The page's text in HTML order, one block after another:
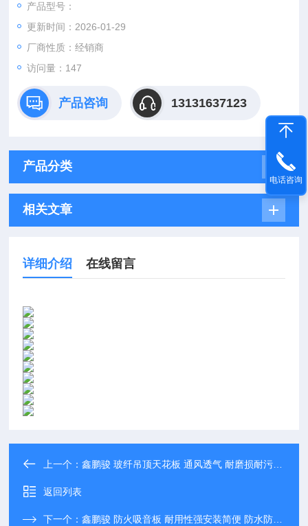
产品型号：
更新时间：2026-01-29
厂商性质：经销商
访问量：147
产品咨询 13131637123
产品分类
相关文章
详细介绍 在线留言
上一个：鑫鹏骏 玻纤吊顶天花板 通风透气 耐磨损耐污染 全国配送
返回列表
下一个：鑫鹏骏 防火吸音板 耐用性强安装简便 防水防潮 可定制
电话咨询